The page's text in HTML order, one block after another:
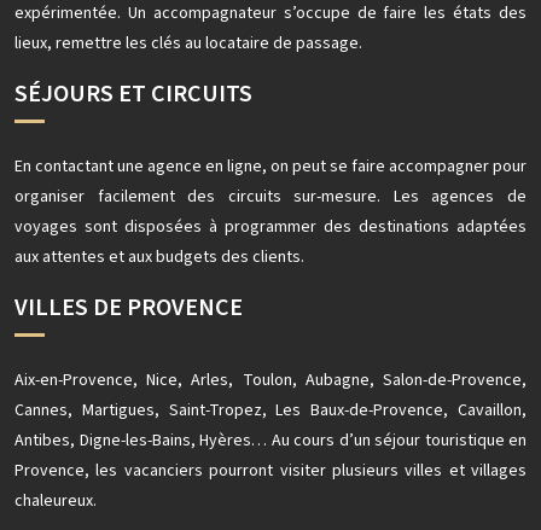
expérimentée. Un accompagnateur s’occupe de faire les états des
lieux, remettre les clés au locataire de passage.
SÉJOURS ET CIRCUITS
En contactant une agence en ligne, on peut se faire accompagner pour
organiser facilement des circuits sur-mesure. Les agences de
voyages sont disposées à programmer des destinations adaptées
aux attentes et aux budgets des clients.
VILLES DE PROVENCE
Aix-en-Provence, Nice, Arles, Toulon, Aubagne, Salon-de-Provence,
Cannes, Martigues, Saint-Tropez, Les Baux-de-Provence, Cavaillon,
Antibes, Digne-les-Bains, Hyères… Au cours d’un séjour touristique en
Provence, les vacanciers pourront visiter plusieurs villes et villages
chaleureux.